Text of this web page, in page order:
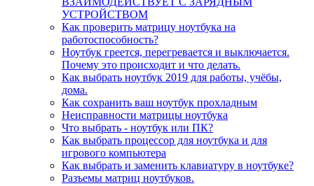
УСТРОЙСТВОМ
Как проверить матрицу ноутбука на
работоспособность?
Ноутбук греется, перегревается и выключается.
Почему это происходит и что делать.
Как выбрать ноутбук 2019 для работы, учёбы,
дома.
Как сохранить ваш ноутбук прохладным
Неисправности матрицы ноутбука
Что выбрать - ноутбук или ПК?
Как выбрать процессор для ноутбука и для
игрового компьютера
Как выбрать и заменить клавиатуру в ноутбуке?
Разъемы матриц ноутбуков.